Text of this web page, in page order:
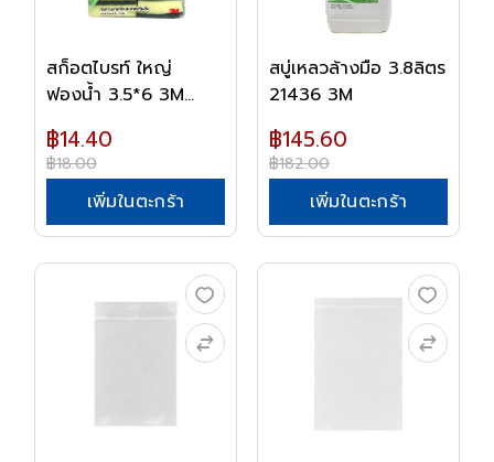
สก็อตไบรท์ ใหญ่
ฟองน้ำ 3.5*6 3M
฿14.40
฿18.00
เพิ่มในตะกร้า
สบู่เหลวล้างมือ 3.8ลิตร
21436 3M
฿145.60
฿182.00
เพิ่มในตะกร้า